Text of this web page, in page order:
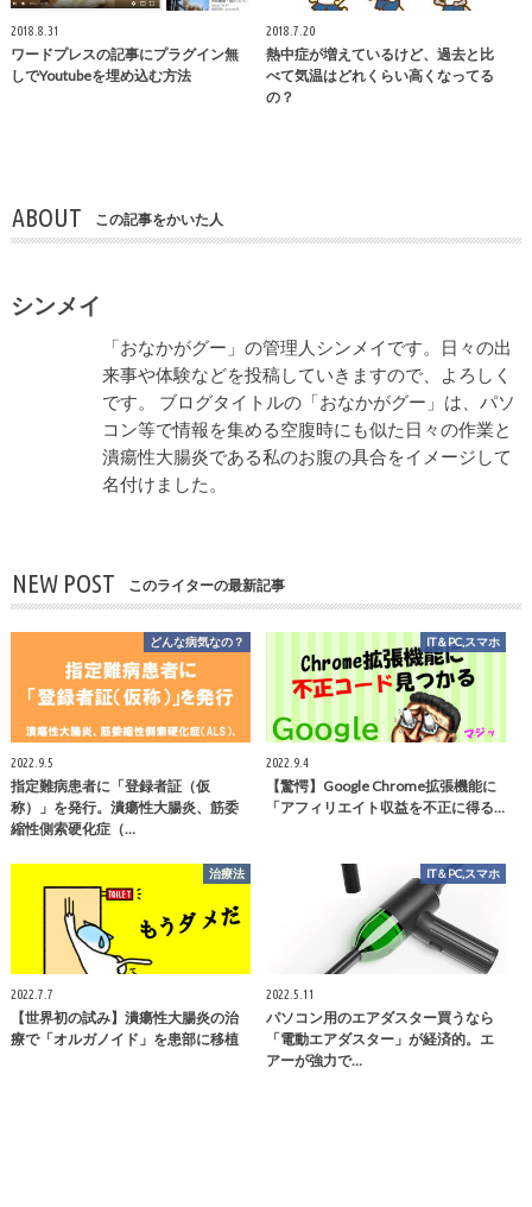
2018.8.31
ワードプレスの記事にプラグイン無
しでYoutubeを埋め込む方法
2018.7.20
熱中症が増えているけど、過去と比
べて気温はどれくらい高くなってる
の？
ABOUT この記事をかいた人
シンメイ
「おなかがグー」の管理人シンメイです。日々の出
来事や体験などを投稿していきますので、よろしく
です。 ブログタイトルの「おなかがグー」は、パソ
コン等で情報を集める空腹時にも似た日々の作業と
潰瘍性大腸炎である私のお腹の具合をイメージして
名付けました。
NEW POST このライターの最新記事
どんな病気なの？
2022.9.5
指定難病患者に「登録者証（仮
称）」を発行。潰瘍性大腸炎、筋委
縮性側索硬化症（…
IT＆PC,スマホ
2022.9.4
【驚愕】Google Chrome拡張機能に
「アフィリエイト収益を不正に得る…
治療法
2022.7.7
【世界初の試み】潰瘍性大腸炎の治
療で「オルガノイド」を患部に移植
IT＆PC,スマホ
2022.5.11
パソコン用のエアダスター買うなら
「電動エアダスター」が経済的。エ
アーが強力で…